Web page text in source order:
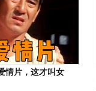
情片，这才叫女